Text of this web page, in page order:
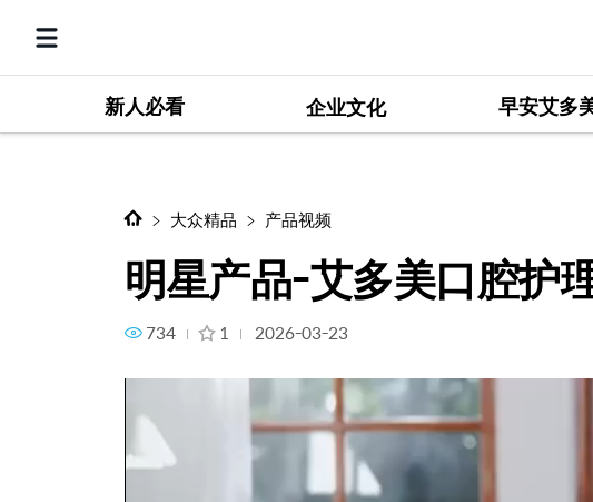
新人必看 企业文化 早安艾多
明星产品-艾多美口腔护理便携套装
大众精品 产品视频
明星产品-艾多美口腔护
734 1 2026-03-23